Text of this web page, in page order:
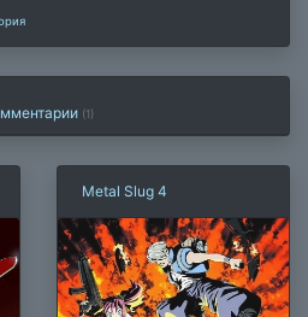
(1)
Metal Slug 4